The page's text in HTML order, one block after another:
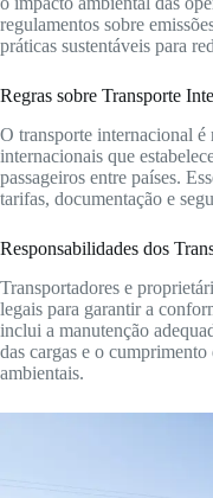
regulamentos sobre
práticas sustentáveis para
Regras sobre Transporte
O transporte internacional é
internacionais que
passageiros entre países.
tarifas, documentação e
Responsabilidades dos
Transportadores e
legais para garantir a
inclui a manutenção
das cargas e o cumprimento
ambientais.